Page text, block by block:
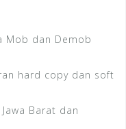
Mob dan Demob
hard copy dan soft
Barat dan